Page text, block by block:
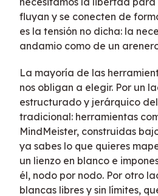
fluyan y se conecten de
es la tensión no dicha: la
andamio como de un
La mayoría de las
nos obligan a elegir. Por un
estructurado y jerárquico
tradicional: herramientas
MindMeister, construidas
ya sabes lo que quieres
un lienzo en blanco e
él, nodo por nodo. Por otro
blancas libres y sin límites,